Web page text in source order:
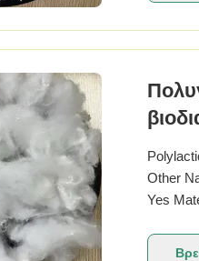
Other
Yes